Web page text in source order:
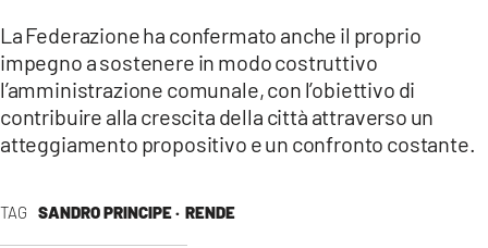
TAG SANDRO PRINCIPE · RENDE
La Federazione ha confermato anche il proprio
impegno a sostenere in modo costruttivo
l’amministrazione comunale, con l’obiettivo di
contribuire alla crescita della città attraverso un
atteggiamento propositivo e un confronto costante.